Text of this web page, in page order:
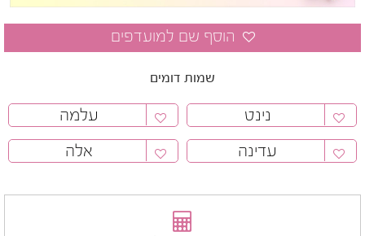
שמות דומים
נינט
עלמה
עדינה
אלה